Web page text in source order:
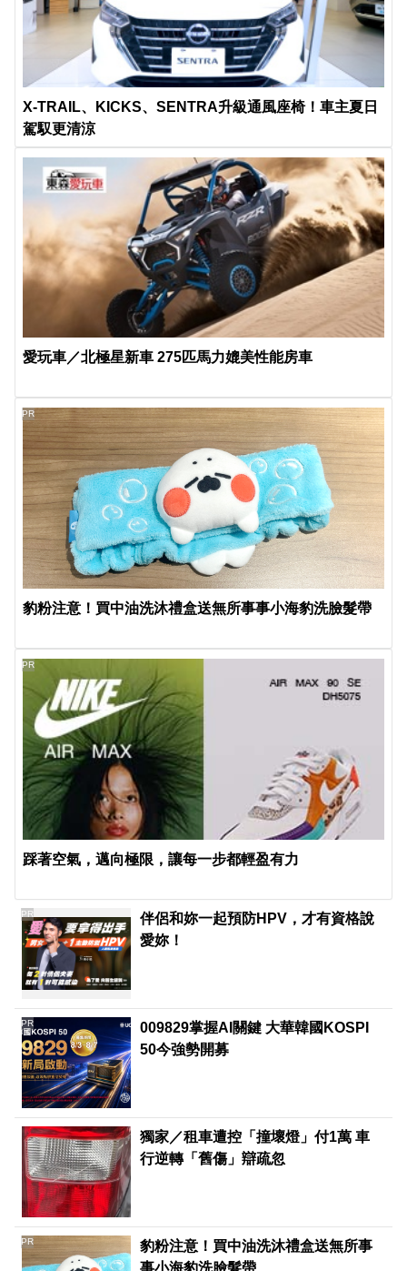
X-TRAIL、KICKS、SENTRA升級通風座椅！車主夏日
駕馭更清涼
愛玩車／北極星新車 275匹馬力媲美性能房車
豹粉注意！買中油洗沐禮盒送無所事事小海豹洗臉髮帶
PR
踩著空氣，邁向極限，讓每一步都輕盈有力
PR
伴侶和妳一起預防HPV，才有資格說
愛妳！
PR
009829掌握AI關鍵 大華韓國KOSPI
50今強勢開募
PR
獨家／租車遭控「撞壞燈」付1萬 車
行逆轉「舊傷」辯疏忽
豹粉注意！買中油洗沐禮盒送無所事
事小海豹洗臉髮帶
PR